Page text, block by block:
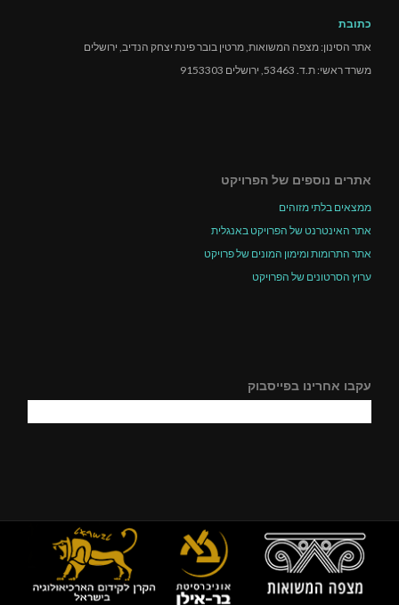
כתובת
אתר הסינון: מצפה המשואות, מרטין בובר פינת יצחק הנדיב, ירושלים
משרד ראשי: ת.ד. 53463, ירושלים 9153303
אתרים נוספים של הפרויקט
ממצאים בלתי מזוהים
אתר האינטרנט של הפרויקט באנגלית
אתר התרומות ומימון המונים של פרויקט
ערוץ הסרטונים של הפרויקט
עקבו אחרינו בפייסבוק